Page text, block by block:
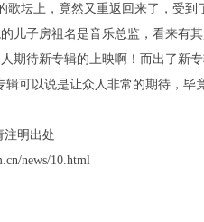
歌坛上，竟然又重返回来了，受
儿子房祖名是音乐总监，看来有
期待新专辑的上映啊！而出了新
可以说是让众人非常的期待，
注明出处
news/10.html